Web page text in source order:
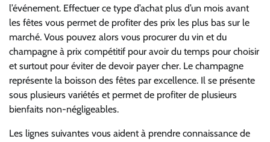
l’événement. Effectuer ce type d’achat plus d’un mois avant
les fêtes vous permet de profiter des prix les plus bas sur le
marché. Vous pouvez alors vous procurer du vin et du
champagne à prix compétitif pour avoir du temps pour choisir
et surtout pour éviter de devoir payer cher. Le champagne
représente la boisson des fêtes par excellence. Il se présente
sous plusieurs variétés et permet de profiter de plusieurs
bienfaits non-négligeables.
Les lignes suivantes vous aident à prendre connaissance de